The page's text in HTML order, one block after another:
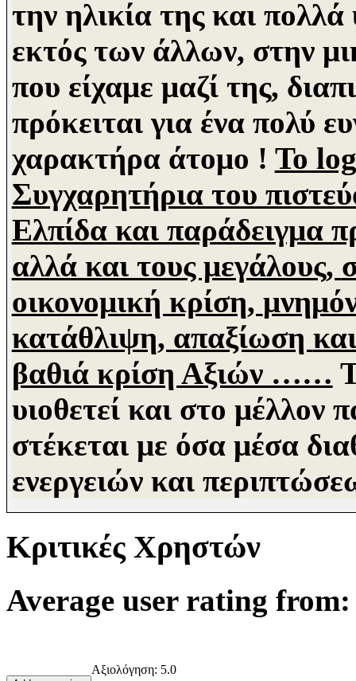
την ηλικία της και
εκτός των άλλων, στην
που είχαμε μαζί της,
πρόκειται για ένα πολύ
χαρακτήρα άτομο ! Το
Συγχαρητήρια του
Ελπίδα και παράδειγμα
αλλά και τους μεγάλους,
οικονομική κρίση,
κατάθλιψη, απαξίωση
βαθιά κρίση Αξιών ……
υιοθετεί και στο μέλλον
στέκεται με όσα μέσα
ενεργειών και
Κριτικές Χρηστών
Average user rating from:
Αξιολόγηση: 5.0